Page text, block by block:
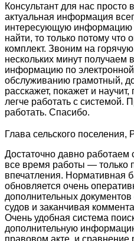
Консультант для нас
актуальная информация
интересующую
найти, то только потому что
комплект. Звоним на
нескольких минут получаем
информацию по
обслуживанию грамотный,
расскажет, покажет и научит,
легче работать с системой.
работать. Спасибо.
Глава сельского поселения,
Достаточно давно
все время работы — только
впечатления. Нормативная
обновляется очень
дополнительных
судов и заканчивая
Очень удобная система
дополнительную
правовом акте, и